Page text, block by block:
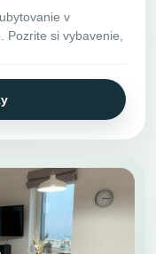
v
Pozrite si vybavenie,